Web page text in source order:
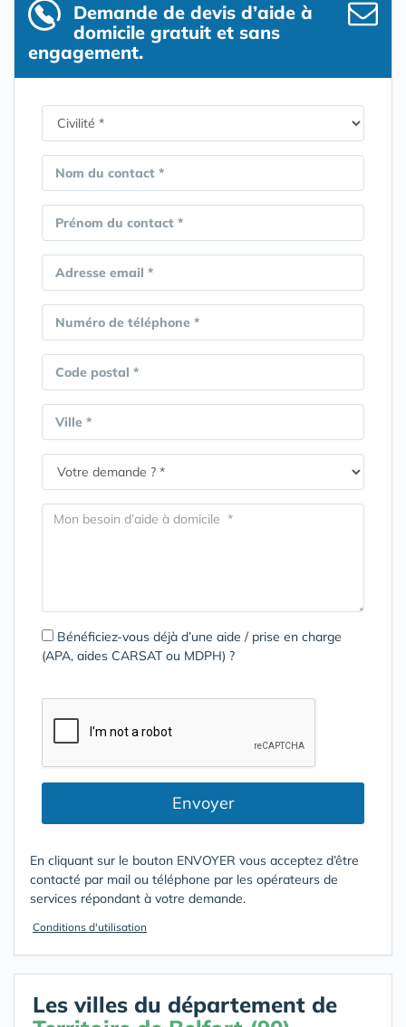
Demande de devis d’aide à
domicile gratuit et sans
engagement.
Nom du contact *
Prénom du contact *
Adresse email *
Numéro de téléphone *
Code postal *
Ville *
Bénéficiez-vous déjà d’une aide / prise en charge
(APA, aides CARSAT ou MDPH) ?
Envoyer
En cliquant sur le bouton ENVOYER vous acceptez d’être
contacté par mail ou téléphone par les opérateurs de
services répondant à votre demande.
Conditions d'utilisation
Les villes du département de